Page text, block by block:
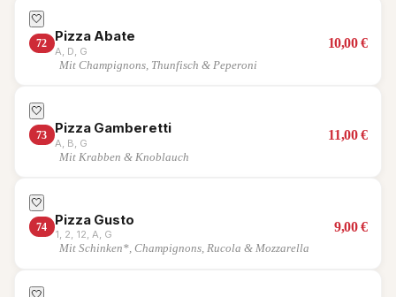
🤍
72 Pizza Abate
A, D, G
10,00€
Mit Champignons, Thunfisch & Peperoni
🤍
73 Pizza Gamberetti
A, B, G
11,00€
Mit Krabben & Knoblauch
🤍
74 Pizza Gusto
1, 2, 12, A, G
9,00€
Mit Schinken*, Champignons, Rucola & Mozzarella